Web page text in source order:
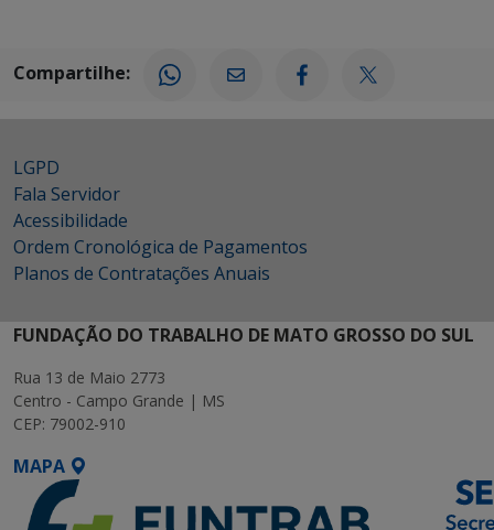
Compartilhe:
LGPD
Fala Servidor
Acessibilidade
Ordem Cronológica de Pagamentos
Planos de Contratações Anuais
FUNDAÇÃO DO TRABALHO DE MATO GROSSO DO SUL
Rua 13 de Maio 2773
Centro - Campo Grande | MS
CEP: 79002-910
MAPA